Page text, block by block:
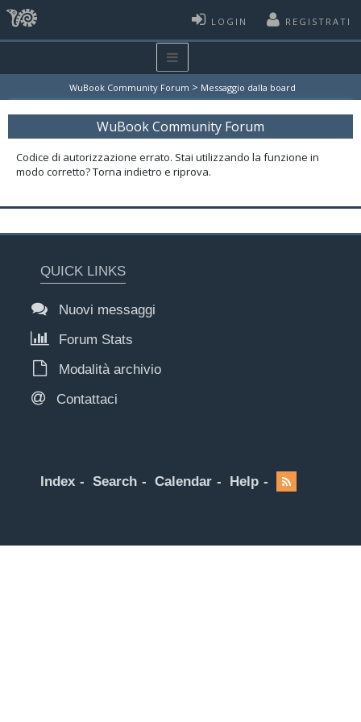
LOGIN REGISTRATI
WuBook Community Forum > Messaggio dalla board
WuBook Community Forum
Codice di autorizzazione errato. Stai utilizzando la funzione in
modo corretto? Torna indietro e riprova.
QUICK LINKS
Nuovi messaggi
Forum Stats
Modalità archivio
Contattaci
Index Search Calendar Help